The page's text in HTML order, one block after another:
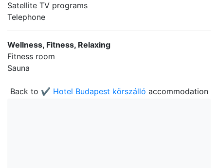
Satellite TV programs
Telephone
Wellness, Fitness, Relaxing
Fitness room
Sauna
Back to ✔️ Hotel Budapest körszálló accommodation